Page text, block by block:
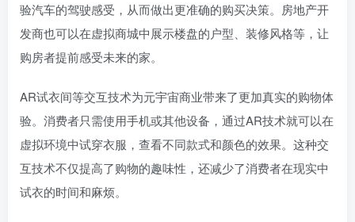
验汽车的驾驶感受，从而做出更准确的购买决策。房地产开
发商也可以在虚拟商城中展示楼盘的户型、装修风格等，让
购房者提前感受未来的家。
AR试衣间等交互技术为元宇宙商业带来了更加真实的购物体
验。消费者只需使用手机或其他设备，通过AR技术就可以在
虚拟环境中试穿衣服，查看不同款式和颜色的效果。这种交
互技术不仅提高了购物的趣味性，还减少了消费者在现实中
试衣的时间和麻烦。